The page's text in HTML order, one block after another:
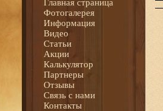
Главная страница
Фотогалерея
Информация
Видео
Статьи
Акции
Калькулятор
Партнеры
Отзывы
Связь с нами
Контакты